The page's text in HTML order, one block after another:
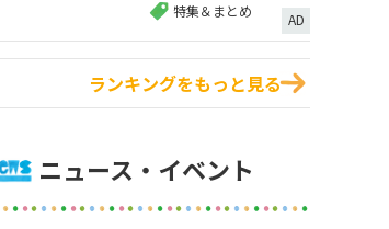
特集＆まとめ
AD
ランキングをもっと見る
ニュース・イベント